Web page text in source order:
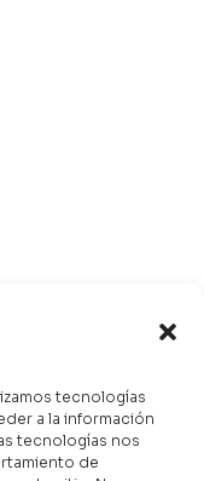
tecnologías
a la información
tecnologías nos
de